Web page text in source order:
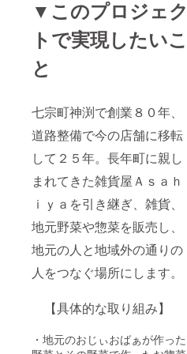
▼このプロジェク
トで実現したいこ
と
七宗町神渕で創業８０年、
道路整備で今の店舗に移転
して２５年。長年町に親し
まれてきた雑貨屋Ａｓａｈ
ｉｙａを引き継ぎ、雑貨、
地元野菜や惣菜を販売し、
地元の人と地域外の通りの
人をつなぐ場所にします。
【具体的な取り組み】
・地元のおじぃおばぁが作った